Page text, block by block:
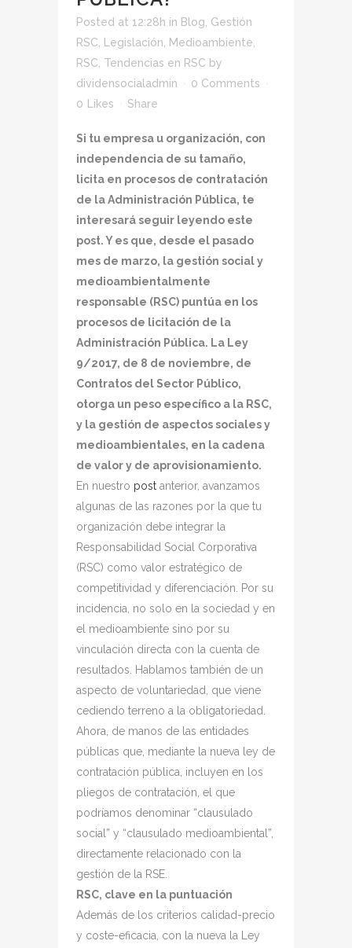
Posted at 12:28h in Blog Gestión
RSC
Legislación Medioambiente
RSC Tendencias en RSC by
dividensocialadmin
0 Comments
0
Likes Share
Si tu empresa u organización, con
independencia de su tamaño,
licita en procesos de contratación
de la Administración Pública, te
interesará seguir leyendo este
post. Y es que, desde el pasado
mes de marzo, la gestión social y
medioambientalmente
responsable (RSC) puntúa en los
procesos de licitación de la
Administración Pública. La Ley
9/2017, de 8 de noviembre, de
Contratos del Sector Público,
otorga un peso específico a la RSC,
y la gestión de aspectos sociales y
medioambientales, en la cadena
de valor y de aprovisionamiento.
En nuestro post anterior, avanzamos
algunas de las razones por la que tu
organización debe integrar la
Responsabilidad Social Corporativa
(RSC) como valor estratégico de
competitividad y diferenciación. Por su
incidencia, no solo en la sociedad y en
el medioambiente sino por su
vinculación directa con la cuenta de
resultados. Hablamos también de un
aspecto de voluntariedad, que viene
cediendo terreno a la obligatoriedad.
Ahora, de manos de las entidades
públicas que, mediante la nueva ley de
contratación pública, incluyen en los
pliegos de contratación, el que
podríamos denominar “clausulado
social” y “clausulado medioambiental”,
directamente relacionado con la
gestión de la RSE.
RSC, clave en la puntuación
Además de los criterios calidad-precio
y coste-eficacia, con la nueva la Ley